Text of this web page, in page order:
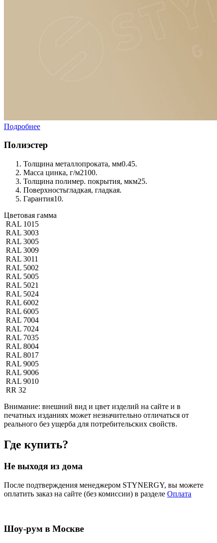
Подробнее
Полиэстер
Толщина металлопроката, мм0.45.
Масса цинка, г/м2100.
Толщина полимер. покрытия, мкм25.
Поверхностьгладкая, гладкая.
Гарантия10.
Цветовая гамма
RAL 1015
RAL 3003
RAL 3005
RAL 3009
RAL 3011
RAL 5002
RAL 5005
RAL 5021
RAL 5024
RAL 6002
RAL 6005
RAL 7004
RAL 7024
RAL 7035
RAL 8004
RAL 8017
RAL 9005
RAL 9006
RAL 9010
RR 32
Внимание: внешний вид и цвет изделий на сайте и в
печатных изданиях может незначительно отличаться от
реального без ущерба для потребительских свойств.
Где купить?
Не выходя из дома
После подтверждения менеджером STYNERGY, вы можете
оплатить заказ на сайте (без комиссии) в разделе Оплата
Шоу-рум в Москве